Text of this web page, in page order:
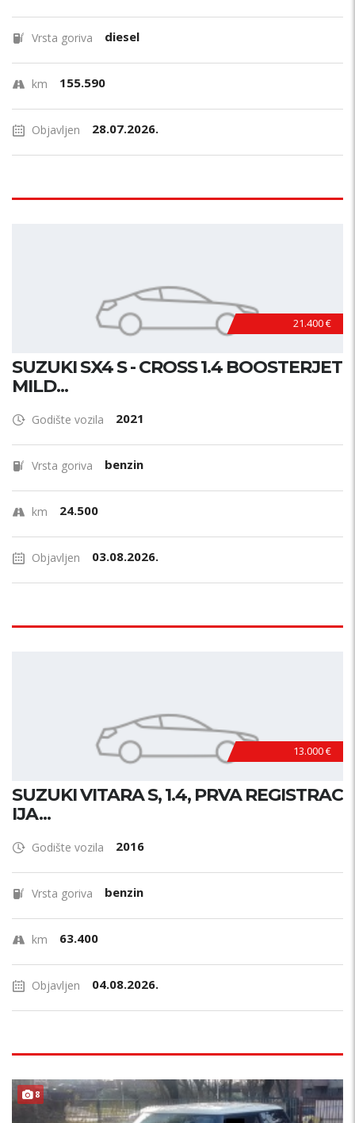
Vrsta goriva diesel
km 155.590
Objavljen 28.07.2026.
21.400 €
SUZUKI SX4 S - CROSS 1.4 BOOSTERJET
MILD...
Godište vozila 2021
Vrsta goriva benzin
km 24.500
Objavljen 03.08.2026.
13.000 €
SUZUKI VITARA S, 1.4, PRVA REGISTRAC
IJA...
Godište vozila 2016
Vrsta goriva benzin
km 63.400
Objavljen 04.08.2026.
8